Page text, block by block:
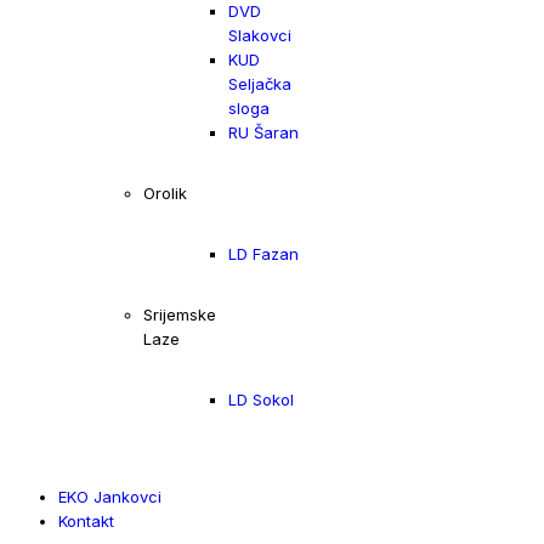
DVD
Slakovci
KUD
Seljačka
sloga
RU Šaran
Orolik
LD Fazan
Srijemske
Laze
LD Sokol
EKO Jankovci
Kontakt